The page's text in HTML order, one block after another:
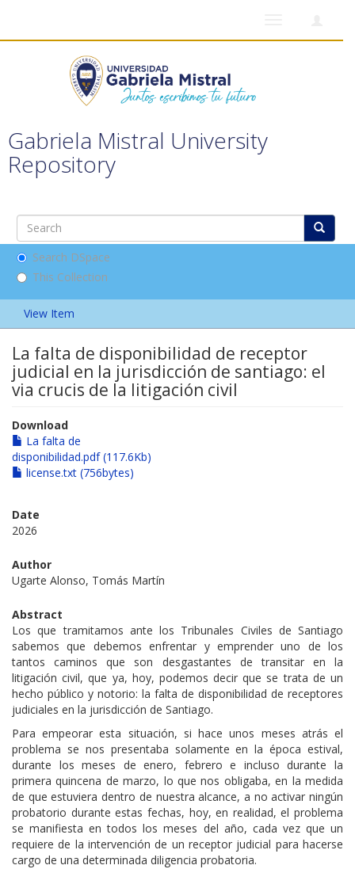
Gabriela Mistral University
Repository
Search DSpace
This Collection
View Item
La falta de disponibilidad de receptor
judicial en la jurisdicción de santiago: el
via crucis de la litigación civil
Download
La falta de
disponibilidad.pdf (117.6Kb)
license.txt (756bytes)
Date
2026
Author
Ugarte Alonso, Tomás Martín
Abstract
Los que tramitamos ante los Tribunales Civiles de Santiago
sabemos que debemos enfrentar y emprender uno de los
tantos caminos que son desgastantes de transitar en la
litigación civil, que ya, hoy, podemos decir que se trata de un
hecho público y notorio: la falta de disponibilidad de receptores
judiciales en la jurisdicción de Santiago.
Para empeorar esta situación, si hace unos meses atrás el
problema se nos presentaba solamente en la época estival,
durante los meses de enero, febrero e incluso durante la
primera quincena de marzo, lo que nos obligaba, en la medida
de que estuviera dentro de nuestra alcance, a no activar ningún
probatorio durante estas fechas, hoy, en realidad, el problema
se manifiesta en todos los meses del año, cada vez que un
requiere de la intervención de un receptor judicial para hacerse
cargo de una determinada diligencia probatoria.